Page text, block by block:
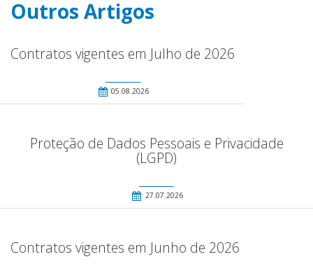
Outros Artigos
Contratos vigentes em Julho de 2026
05.08.2026
Proteção de Dados Pessoais e Privacidade
(LGPD)
27.07.2026
Contratos vigentes em Junho de 2026